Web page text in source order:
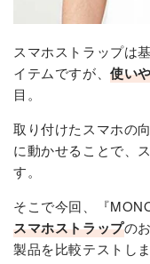
スマホストラップは
イテムですが、使い
目。
取り付けたスマホの
に動かせることで、
す。
そこで今回、『
スマホストラップの
製品を比較テストしま